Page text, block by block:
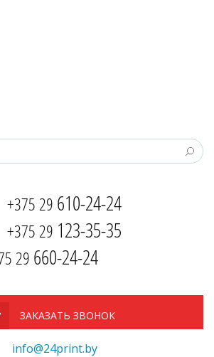
+375 29 610-24-24
+375 29 123-35-35
29 660-24-24
ЗАКАЗАТЬ ЗВОНОК
info@24print.by